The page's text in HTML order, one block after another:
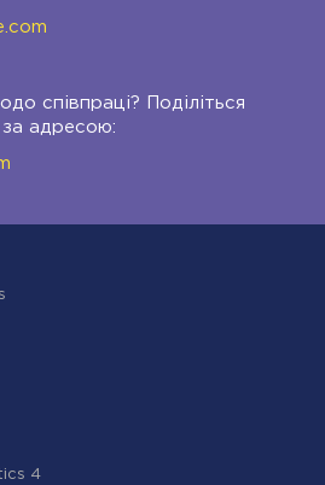
співпраці? Поділіться
за адресою:
4